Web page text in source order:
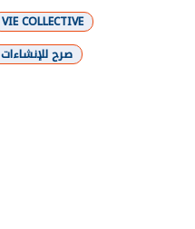
VIE COLLECTIVE
صرح للإنشاءات